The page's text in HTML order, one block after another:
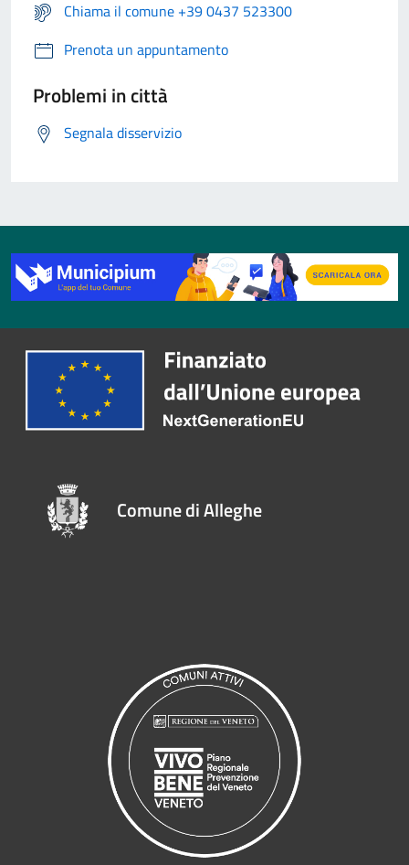
Chiama il comune +39 0437 523300
Prenota un appuntamento
Problemi in città
Segnala disservizio
Comune di Alleghe